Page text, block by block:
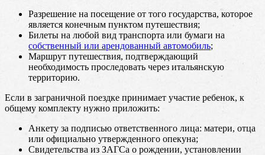
Разрешение на посещение от того государства, которое
является конечным пунктом путешествия;
Билеты на любой вид транспорта или бумаги на
собственный или арендованный автомобиль;
Маршрут путешествия, подтверждающий
необходимость проследовать через итальянскую
территорию.
Если в заграничной поездке принимает участие ребенок, к
общему комплекту нужно приложить:
Анкету за подписью ответственного лица: матери, отца
или официально утвержденного опекуна;
Свидетельства из ЗАГСа о рождении, установлении